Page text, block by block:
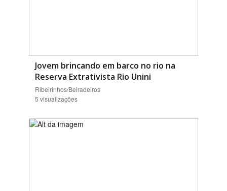
Jovem brincando em barco no rio na
Reserva Extrativista Rio Unini
Ribeirinhos/Beiradeiros
5 visualizações